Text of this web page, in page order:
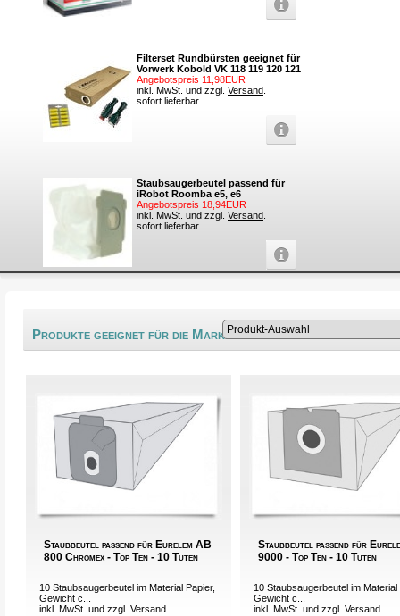
Filterset Rundbürsten geeignet für
Vorwerk Kobold VK 118 119 120 121
Angebotspreis 11,98EUR
inkl. MwSt. und zzgl. Versand
sofort lieferbar
Staubsaugerbeutel passend für
iRobot Roomba e5, e6
Angebotspreis 18,94EUR
inkl. MwSt. und zzgl. Versand
sofort lieferbar
Produkte geeignet für die Marke Eurelem®
Staubbeutel passend für Eurelem AB
800 Chromex - Top Ten - 10 Tüten
10 Staubsaugerbeutel im Material Papier,
Gewicht c...
inkl. MwSt. und zzgl.Versand
Staubbeutel passend für
9000 - Top Ten - 10 Tüten
10 Staubsaugerbeutel im Material
Gewicht c...
inkl. MwSt. und zzgl.Versand